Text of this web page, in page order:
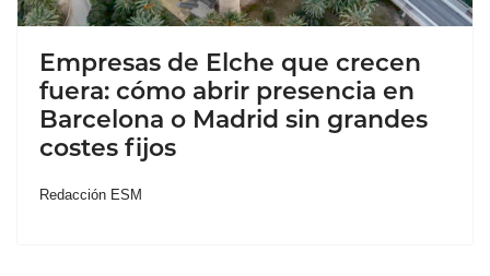
Empresas de Elche que crecen
fuera: cómo abrir presencia en
Barcelona o Madrid sin grandes
costes fijos
Redacción ESM